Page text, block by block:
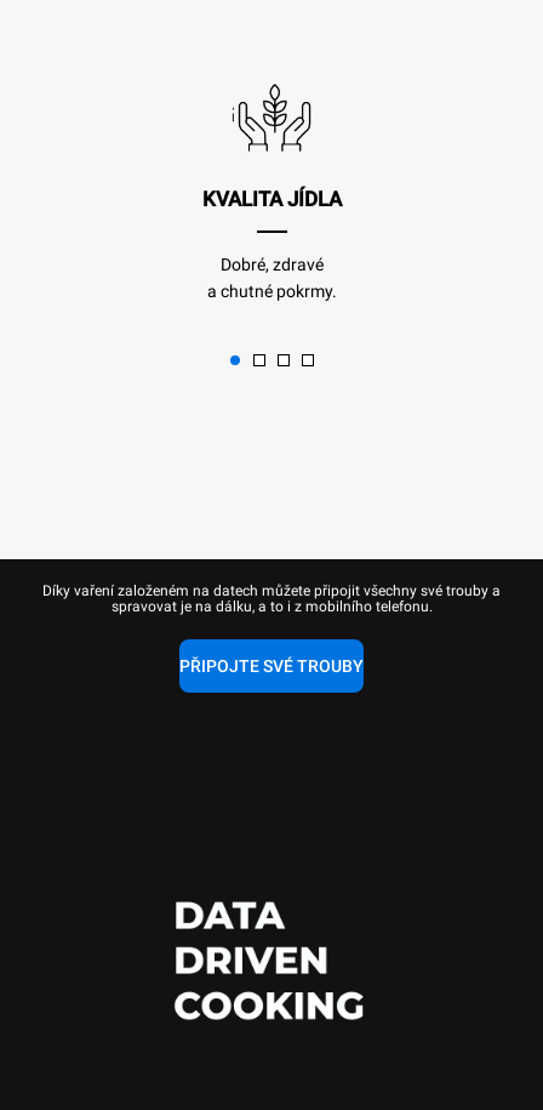
KVALITA JÍDLA
Dobré, zdravé
a chutné pokrmy.
Díky vaření založeném na datech můžete připojit všechny své trouby a
spravovat je na dálku, a to i z mobilního telefonu.
PŘIPOJTE SVÉ TROUBY